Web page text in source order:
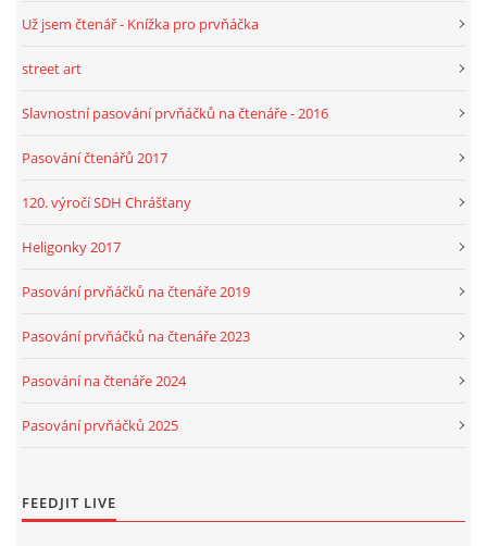
Už jsem čtenář - Knížka pro prvňáčka
street art
Slavnostní pasování prvňáčků na čtenáře - 2016
Pasování čtenářů 2017
120. výročí SDH Chrášťany
Heligonky 2017
Pasování prvňáčků na čtenáře 2019
Pasování prvňáčků na čtenáře 2023
Pasování na čtenáře 2024
Pasování prvňáčků 2025
FEEDJIT LIVE